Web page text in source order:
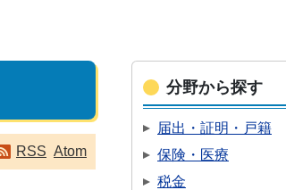
RSS Atom
分野から探す
届出・証明・戸籍
保険・医療
税金